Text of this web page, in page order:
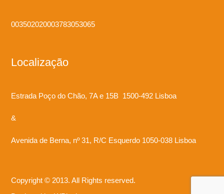
003502020003783053065
Localização
Estrada Poço do Chão, 7A e 15B 1500-492 Lisboa
&
Avenida de Berna, nº 31, R/C Esquerdo 1050-038 Lisboa
Copyright © 2013. All Rights reserved.